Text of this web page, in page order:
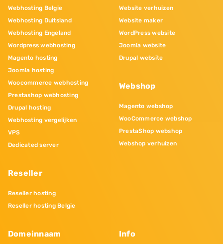
Webhosting Belgie
Webhosting Duitsland
Webhosting Engeland
Wordpress webhosting
Magento hosting
Joomla hosting
Woocommerce webhosting
Prestashop webhosting
Drupal hosting
Webhosting vergelijken
VPS
Dedicated server
Reseller
Reseller hosting
Reseller hosting Belgie
Website verhuizen
Website maker
WordPress website
Joomla website
Drupal website
Webshop
Magento webshop
WooCommerce webshop
PrestaShop webshop
Webshop verhuizen
Domeinnaam Info